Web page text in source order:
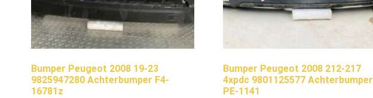
Bumper Peugeot 2008 19-23
9825947280 Achterbumper F4-
16781z
Bumper Peugeot 2008 212-217
4xpdc 9801125577 Achterbumper
PE-1141